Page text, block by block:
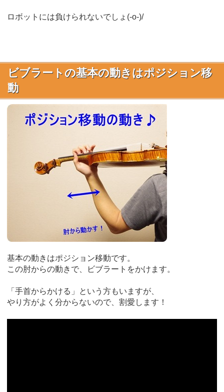
ロボットには負けられないでしょ(-o-)/
ビブラートの基本の動きはポジション移
動
基本の動きはポジション移動です。
この肘からの動きで、ビブラートをかけます。
「手首からかける」という方もいますが、
やり方がよく分からないので、割愛します！